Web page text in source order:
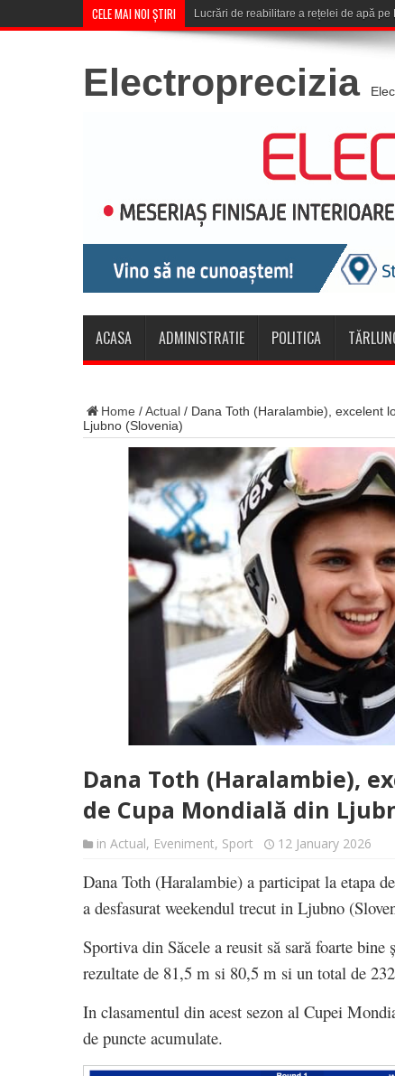
CELE MAI NOI ȘTIRI Lucrări de reabilitare a rețelei de apă
Electroprecizia
ACASA ADMINISTRATIE POLITICA
Home /Actual / Dana Toth (Haralambie), excelent
Ljubno (Slovenia)
Dana Toth (Haralambie),
de Cupa Mondială din
in Actual, Eveniment, Sport 12 January 2026
Dana Toth (Haralambie) a participat la etapa
a desfasurat weekendul trecut in Ljubno
Sportiva din Săcele a reusit să sară foarte
rezultate de 81,5 m si 80,5 m si un total de
In clasamentul din acest sezon al Cupei
de puncte acumulate.